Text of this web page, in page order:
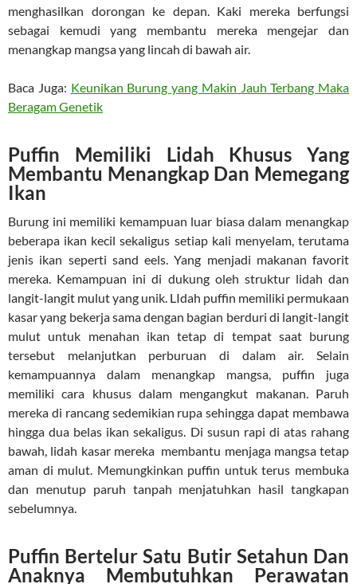
menghasilkan dorongan ke depan. Kaki mereka berfungsi
sebagai kemudi yang membantu mereka mengejar dan
menangkap mangsa yang lincah di bawah air.
Baca Juga: Keunikan Burung yang Makin Jauh Terbang Maka
Beragam Genetik
Puffin Memiliki Lidah Khusus Yang
Membantu Menangkap Dan Memegang
Ikan
Burung ini memiliki kemampuan luar biasa dalam menangkap
beberapa ikan kecil sekaligus setiap kali menyelam, terutama
jenis ikan seperti sand eels. Yang menjadi makanan favorit
mereka. Kemampuan ini di dukung oleh struktur lidah dan
langit-langit mulut yang unik. LIdah puffin memiliki permukaan
kasar yang bekerja sama dengan bagian berduri di langit-langit
mulut untuk menahan ikan tetap di tempat saat burung
tersebut melanjutkan perburuan di dalam air. Selain
kemampuannya dalam menangkap mangsa, puffin juga
memiliki cara khusus dalam mengangkut makanan. Paruh
mereka di rancang sedemikian rupa sehingga dapat membawa
hingga dua belas ikan sekaligus. Di susun rapi di atas rahang
bawah, lidah kasar mereka membantu menjaga mangsa tetap
aman di mulut. Memungkinkan puffin untuk terus membuka
dan menutup paruh tanpah menjatuhkan hasil tangkapan
sebelumnya.
Puffin Bertelur Satu Butir Setahun Dan
Anaknya Membutuhkan Perawatan